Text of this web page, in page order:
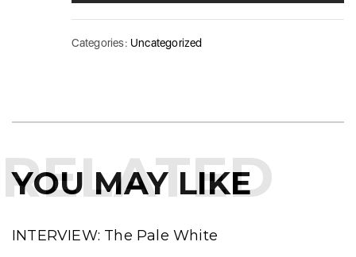
Categories: Uncategorized
YOU MAY LIKE
RELATED
INTERVIEW: The Pale White